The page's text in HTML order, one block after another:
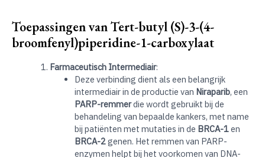
Toepassingen van Tert-butyl (S)-3-(4-
broomfenyl)piperidine-1-carboxylaat
Farmaceutisch Intermediair:
Deze verbinding dient als een belangrijk
intermediair in de productie van Niraparib, een
PARP-remmerdie wordt gebruikt bij de
behandeling van bepaalde kankers, met name
bij patiënten met mutaties in de BRCA-1en
BRCA-2genen. Het remmen van PARP-
enzymen helpt bij het voorkomen van DNA-